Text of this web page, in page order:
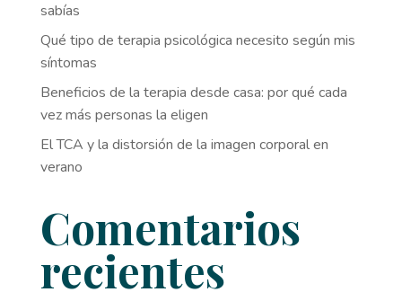
sabías
Qué tipo de terapia psicológica necesito según mis
síntomas
Beneficios de la terapia desde casa: por qué cada
vez más personas la eligen
El TCA y la distorsión de la imagen corporal en
verano
Comentarios
recientes